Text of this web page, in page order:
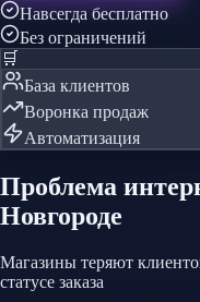
Навсегда бесплатно
Без ограничений
🛒
База клиентов
Воронка продаж
Автоматизация
Проблема
Новгороде
Магазины теряют
статусе заказа